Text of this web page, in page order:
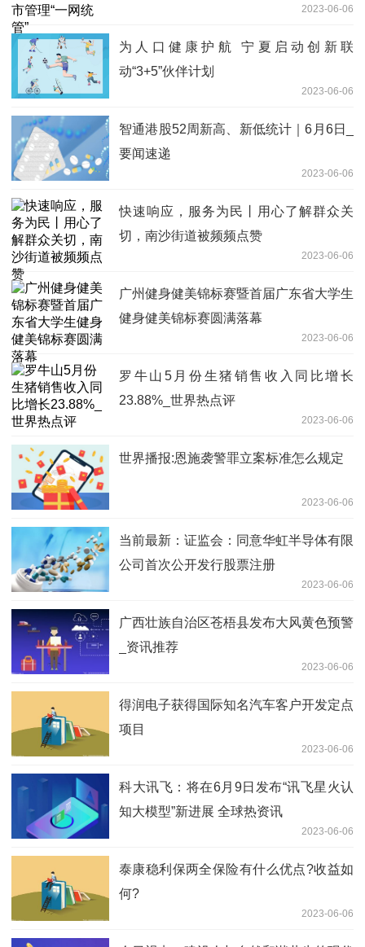
2023-06-06
为人口健康护航 宁夏启动创新联
动“3+5”伙伴计划
2023-06-06
智通港股52周新高、新低统计｜6月6日_
要闻速递
2023-06-06
快速响应，服务为民丨用心了解群众关
切，南沙街道被频频点赞
2023-06-06
广州健身健美锦标赛暨首届广东省大学生
健身健美锦标赛圆满落幕
2023-06-06
罗牛山5月份生猪销售收入同比增长
23.88%_世界热点评
2023-06-06
世界播报:恩施袭警罪立案标准怎么规定
2023-06-06
当前最新：证监会：同意华虹半导体有限
公司首次公开发行股票注册
2023-06-06
广西壮族自治区苍梧县发布大风黄色预警
_资讯推荐
2023-06-06
得润电子获得国际知名汽车客户开发定点
项目
2023-06-06
科大讯飞：将在6月9日发布“讯飞星火认
知大模型”新进展 全球热资讯
2023-06-06
泰康稳利保两全保险有什么优点?收益如
何?
2023-06-06